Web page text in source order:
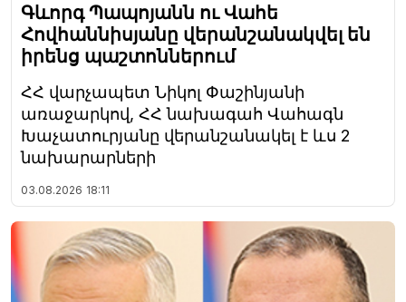
Գևորգ Պապոյանն ու Վահե
Հովհաննիսյանը վերանշանակվել են
իրենց պաշտոններում
ՀՀ վարչապետ Նիկոլ Փաշինյանի
առաջարկով, ՀՀ նախագահ Վահագն
Խաչատուրյանը վերանշանակել է ևս 2
նախարարների
03.08.2026 18:11